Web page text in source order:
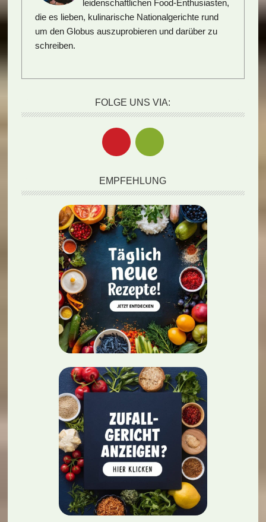
leidenschaftlichen Food-Enthusiasten,
die es lieben, kulinarische Nationalgerichte rund
um den Globus auszuprobieren und darüber zu
schreiben.
FOLGE UNS VIA:
EMPFEHLUNG